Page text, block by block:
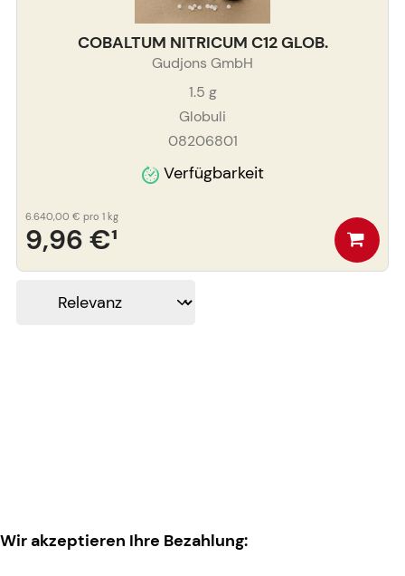
COBALTUM NITRICUM C12 GLOB.
Gudjons GmbH
1.5 g
Globuli
08206801
Verfügbarkeit
9,96 €¹
6.640,00 € pro 1 kg
Wir akzeptieren Ihre Bezahlung: